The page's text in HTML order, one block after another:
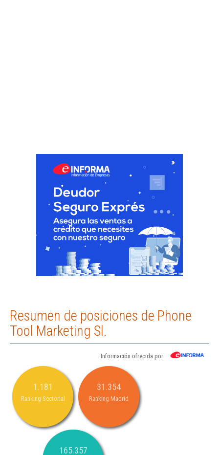
Resumen de posiciones de Phone
Tool Marketing Sl.
Información ofrecida por
1.181
Ranking Sectorial
31.354
Ranking Madrid
165.357